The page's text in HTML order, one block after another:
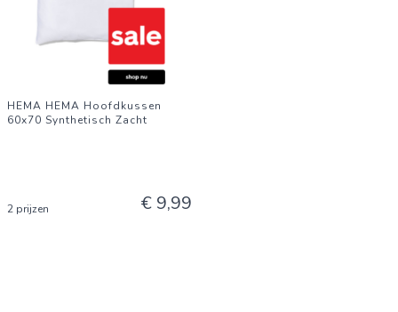
HEMA HEMA Hoofdkussen
60x70 Synthetisch Zacht
2 prijzen € 9,99